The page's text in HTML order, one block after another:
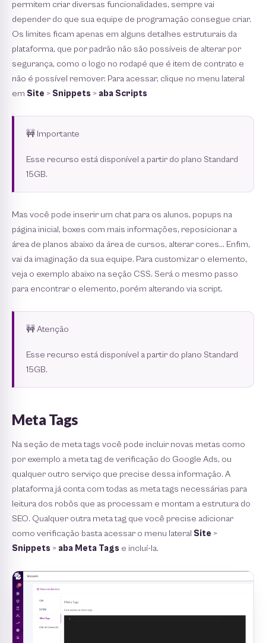
permitem criar diversas funcionalidades, sempre vai
depender do que sua equipe de programação consegue criar.
Os limites ﬁcam apenas em alguns detalhes estruturais da
plataforma, que por padrão não são possíveis de alterar por
segurança, como o logo no rodapé que é item de contrato e
não é possível remover. Para acessar, clique no menu lateral
em Site > Snippets > aba Scripts
🚧 Importante
Esse recurso está disponível a partir do plano Standard
15GB.
Mas você pode inserir um chat para os alunos, popups na
página inicial, boxes com mais informações, reposicionar a
área de planos abaixo da área de cursos, alterar cores… Enﬁm,
vai da imaginação da sua equipe. Para customizar o elemento,
veja o exemplo abaixo na seção CSS. Será o mesmo passo
para encontrar o elemento, porém alterando via script.
🚧 Atenção
Esse recurso está disponível a partir do plano Standard
15GB.
Meta Tags
Na seção de meta tags você pode incluir novas metas como
por exemplo a meta tag de veriﬁcação do Google Ads, ou
qualquer outro serviço que precise dessa informação. A
plataforma já conta com todas as meta tags necessárias para
leitura dos robôs que as processam e montam a estrutura do
SEO. Qualquer outra meta tag que você precise adicionar
como veriﬁcação basta acessar o menu lateral Site >
Snippets > aba Meta Tags e incluí-la.